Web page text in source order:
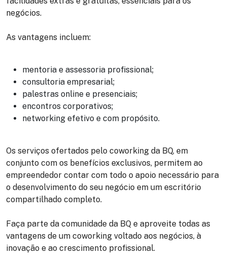
negócios.
As vantagens incluem:
mentoria e assessoria profissional;
consultoria empresarial;
palestras online e presenciais;
encontros corporativos;
networking efetivo e com propósito.
Os serviços ofertados pelo coworking da BQ, em
conjunto com os benefícios exclusivos, permitem ao
empreendedor contar com todo o apoio necessário para
o desenvolvimento do seu negócio em um escritório
compartilhado completo.
Faça parte da comunidade da BQ e aproveite todas as
vantagens de um coworking voltado aos negócios, à
inovação e ao crescimento profissional.